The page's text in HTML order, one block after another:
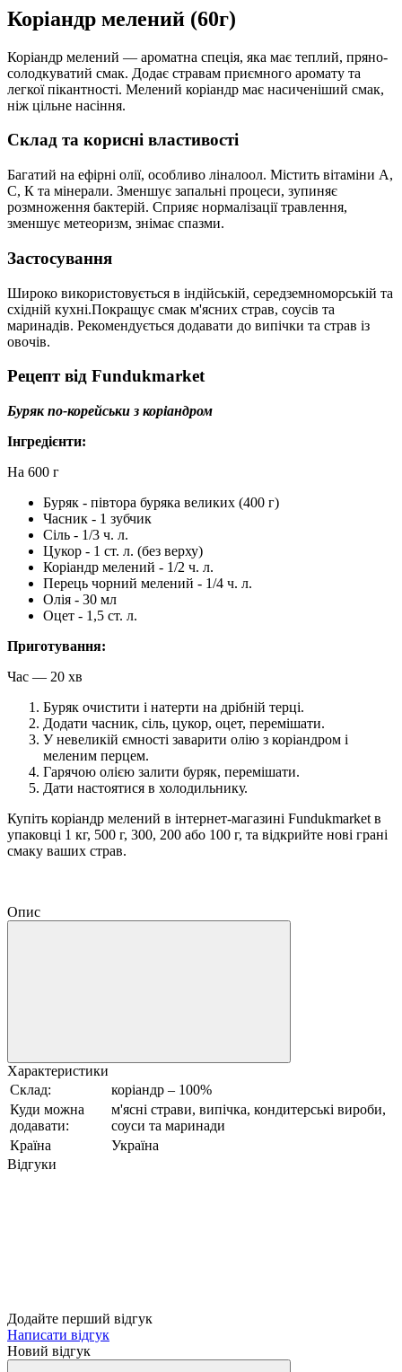
Коріандр мелений (60г)
Коріандр мелений — ароматна спеція, яка має теплий, пряно-
солодкуватий смак. Додає стравам приємного аромату та
легкої пікантності. Мелений коріандр має насиченіший смак,
ніж цільне насіння.
Склад та корисні властивості
Багатий на ефірні олії, особливо ліналоол. Містить вітаміни А,
С, К та мінерали. Зменшує запальні процеси, зупиняє
розмноження бактерій. Сприяє нормалізації травлення,
зменшує метеоризм, знімає спазми.
Застосування
Широко використовується в індійській, середземноморській та
східній кухні.Покращує смак м'ясних страв, соусів та
маринадів. Рекомендується додавати до випічки та страв із
овочів.
Рецепт від Fundukmarket
Буряк по-корейськи з коріандром
Інгредієнти:
На 600 г
Буряк - півтора буряка великих (400 г)
Часник - 1 зубчик
Сіль - 1/3 ч. л.
Цукор - 1 ст. л. (без верху)
Коріандр мелений - 1/2 ч. л.
Перець чорний мелений - 1/4 ч. л.
Олія - 30 мл
Оцет - 1,5 ст. л.
Приготування:
Час — 20 хв
Буряк очистити і натерти на дрібній терці.
Додати часник, сіль, цукор, оцет, перемішати.
У невеликій ємності заварити олію з коріандром і
меленим перцем.
Гарячою олією залити буряк, перемішати.
Дати настоятися в холодильнику.
Купіть коріандр мелений в інтернет-магазині Fundukmarket в
упаковці 1 кг, 500 г, 300, 200 або 100 г, та відкрийте нові грані
смаку ваших страв.
Опис
Характеристики
Склад:
коріандр – 100%
Куди можна
додавати:
м'ясні страви, випічка, кондитерські вироби,
соуси та маринади
Країна
Україна
Відгуки
Додайте перший відгук
Написати відгук
Новий відгук